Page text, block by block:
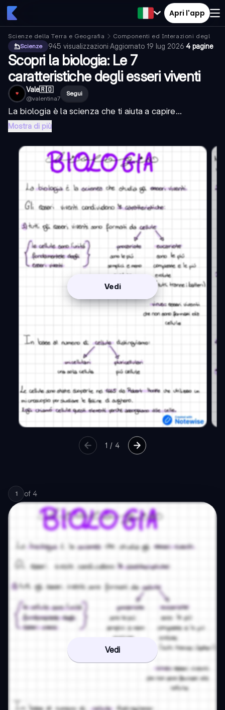
Apri l'app
Scienze della Terra e Geografia
Componenti ed Interazioni degli
Scienze
945 visualizzazioni·Aggiornato 19 lug 2026·4 pagine
Scopri la biologia: Le 7
caratteristiche degli esseri viventi
Vale🇷🇴
@valentina7
Segui
La biologia è la scienza che ti aiuta a capire...
Mostra di più
Vedi
1 /4
1 of 4
Vedi